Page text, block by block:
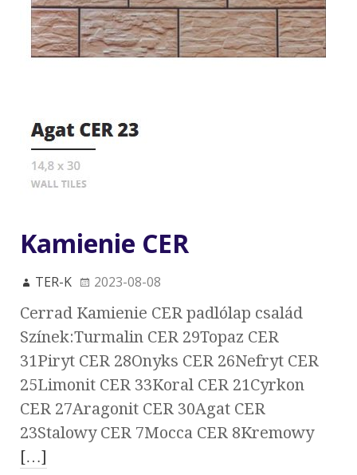
Kamienie CER
TER-K 2023-08-08
Cerrad Kamienie CER padlólap család
Színek:Turmalin CER 29Topaz CER
31Piryt CER 28Onyks CER 26Nefryt CER
25Limonit CER 33Koral CER 21Cyrkon
CER 27Aragonit CER 30Agat CER
23Stalowy CER 7Mocca CER 8Kremowy
[…]